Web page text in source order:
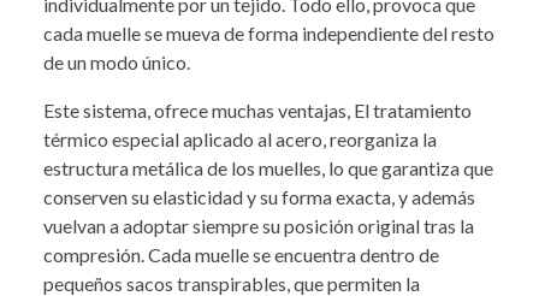
cada muelle se mueva de forma independiente del resto
de un modo único.
Este sistema, ofrece muchas ventajas, El tratamiento
térmico especial aplicado al acero, reorganiza la
estructura metálica de los muelles, lo que garantiza que
conserven su elasticidad y su forma exacta, y además
vuelvan a adoptar siempre su posición original tras la
compresión. Cada muelle se encuentra dentro de
pequeños sacos transpirables, que permiten la